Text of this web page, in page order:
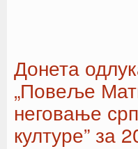
Донета
„Повеље
неговање
културе” за